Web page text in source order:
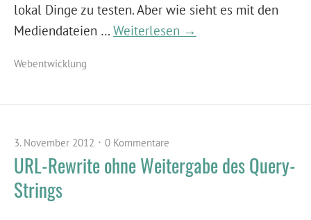
lokal Dinge zu testen. Aber wie sieht es mit den
Mediendateien … Weiterlesen →
Webentwicklung
3. November 2012 0 Kommentare
URL-Rewrite ohne Weitergabe des Query-
Strings